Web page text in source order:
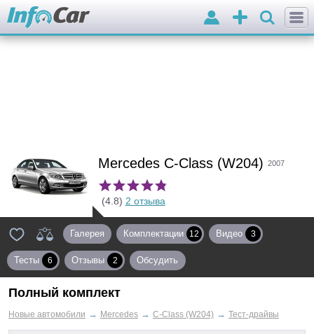
Добавить
объявление
Войти
Mercedes C-Class (W204) 2007
(4.8) 2 отзыва
Галерея Комплектации 12 Видео 3
Тесты 6 Отзывы 2 Обсудить
Полный комплект
Новые автомобили → Mercedes → C-Class (W204) → Тест-драйвы